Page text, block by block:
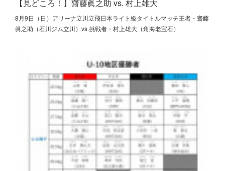
【見どころ！】齋藤眞之助 vs. 村上雄大
8月9日（日）アリーナ立川立飛日本ライト級タイトルマッチ王者・齋藤
眞之助（石川ジム立川）vs.挑戦者・村上雄大（角海老宝石）